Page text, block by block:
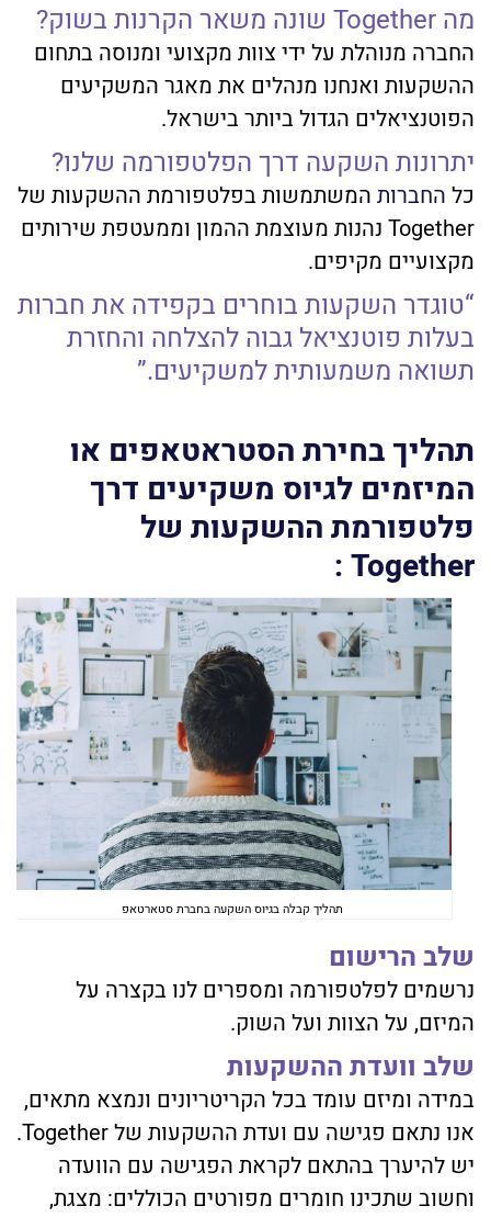
מה Together שונה משאר הקרנות בשוק?
החברה מנוהלת על ידי צוות מקצועי ומנוסה בתחום
ההשקעות ואנחנו מנהלים את מאגר המשקיעים
הפוטנציאלים הגדול ביותר בישראל.
יתרונות השקעה דרך הפלטפורמה שלנו?
כל החברות המשתמשות בפלטפורמת ההשקעות של
Together נהנות מעוצמת ההמון ו
ממעטפת שירותים
מקצועיים מקיפים.
“טוגדר השקעות בוחרים בקפידה את חברות
בעלות פוטנציאל גבוה להצלחה והחזרת
תשואה משמעותית למשקיעים.”
תהליך בחירת הסטראטאפים או
המיזמים לגיוס משקיעים דרך
פלטפורמת ההשקעות של
Together
:
תהליך קבלה בגיוס השקעה בחברת סטארטאפ
שלב הרישום
נרשמים לפלטפורמה ומספרים לנו בקצרה על
המיזם, על הצוות ועל השוק.
שלב וועדת ההשקעות
במידה ומיזם עומד בכל הקריטריונים ונמצא מתאים,
אנו נתאם פגישה עם ועדת ההשקעות של Together.
יש להיערך בהתאם לקראת הפגישה עם הוועדה
וחשוב שתכינו חומרים מפורטים הכוללים: מצגת,